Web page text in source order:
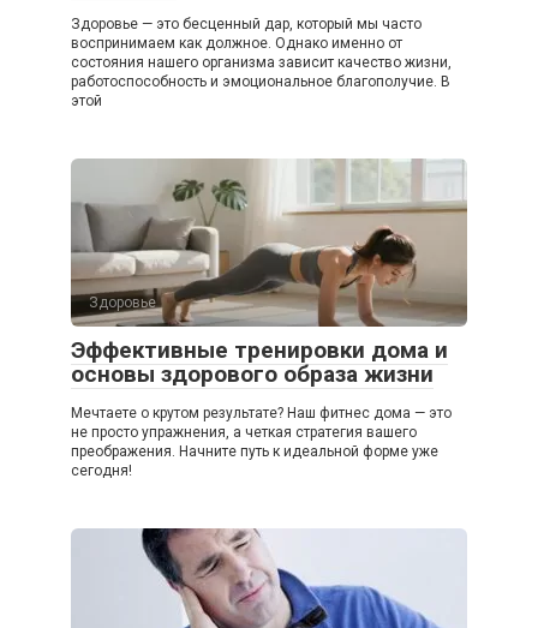
Здоровье — это бесценный дар, который мы часто
воспринимаем как должное. Однако именно от
состояния нашего организма зависит качество жизни,
работоспособность и эмоциональное благополучие. В
этой
Здоровье
Эффективные тренировки дома и
основы здорового образа жизни
Мечтаете о крутом результате? Наш фитнес дома — это
не просто упражнения, а четкая стратегия вашего
преображения. Начните путь к идеальной форме уже
сегодня!